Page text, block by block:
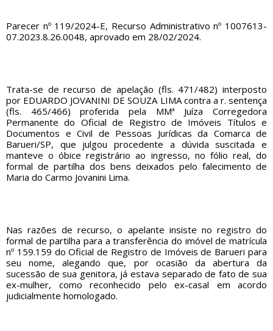
Parecer nº 119/2024-E, Recurso Administrativo nº 1007613-
07.2023.8.26.0048, aprovado em 28/02/2024.
Trata-se de recurso de apelação (fls. 471/482) interposto
por EDUARDO JOVANINI DE SOUZA LIMA contra a r. sentença
(fls. 465/466) proferida pela MMª Juíza Corregedora
Permanente do Oficial de Registro de Imóveis Títulos e
Documentos e Civil de Pessoas Jurídicas da Comarca de
Barueri/SP, que julgou procedente a dúvida suscitada e
manteve o óbice registrário ao ingresso, no fólio real, do
formal de partilha dos bens deixados pelo falecimento de
Maria do Carmo Jovanini Lima.
Nas razões de recurso, o apelante insiste no registro do
formal de partilha para a transferência do imóvel de matrícula
nº 159.159 do Oficial de Registro de Imóveis de Barueri para
seu nome, alegando que, por ocasião da abertura da
sucessão de sua genitora, já estava separado de fato de sua
ex-mulher, como reconhecido pelo ex-casal em acordo
judicialmente homologado.